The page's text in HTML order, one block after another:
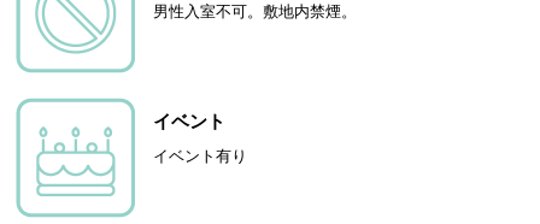
男性入室不可。敷地内禁煙。
イベント
イベント有り